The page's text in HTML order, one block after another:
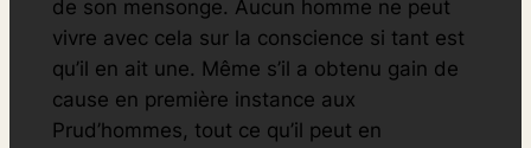
de son mensonge. Aucun homme ne peut
vivre avec cela sur la conscience si tant est
qu’il en ait une. Même s’il a obtenu gain de
cause en première instance aux
Prud’hommes, tout ce qu’il peut en